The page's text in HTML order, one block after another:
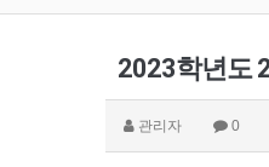
2023학년도
관리자 0